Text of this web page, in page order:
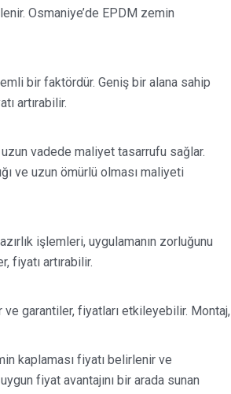
Osmaniye’de EPDM zemin
bir faktördür. Geniş bir alana sahip
artırabilir.
vadede maliyet tasarrufu sağlar.
ve uzun ömürlü olması maliyeti
işlemleri, uygulamanın zorluğunu
fiyatı artırabilir.
garantiler, fiyatları etkileyebilir. Montaj,
kaplaması fiyatı belirlenir ve
fiyat avantajını bir arada sunan